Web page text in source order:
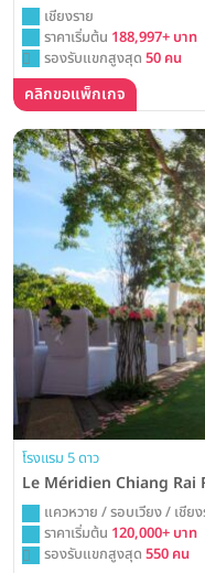
เชียงราย
ราคาเริ่มต้น 188,997+ บาท
รองรับแขกสูงสุด 50 คน
คลิกขอแพ็กเกจ
โรงแรม 5 ดาว
Le Méridien Chiang Rai
แควหวาย / รอบเวียง / เชียง
ราคาเริ่มต้น 120,000+ บาท
รองรับแขกสูงสุด 550 คน